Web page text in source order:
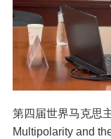
第四届世界马克思
Multipolarity and